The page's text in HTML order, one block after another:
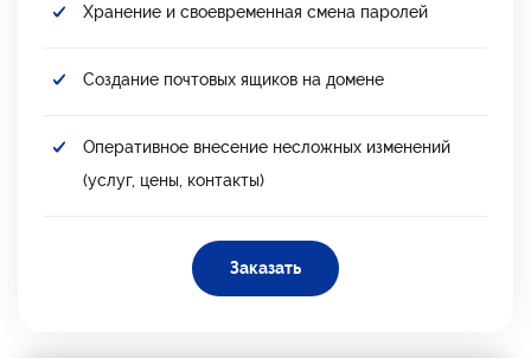
Хранение и своевременная смена паролей
Создание почтовых ящиков на домене
Оперативное внесение несложных изменений
(услуг, цены, контакты)
Заказать